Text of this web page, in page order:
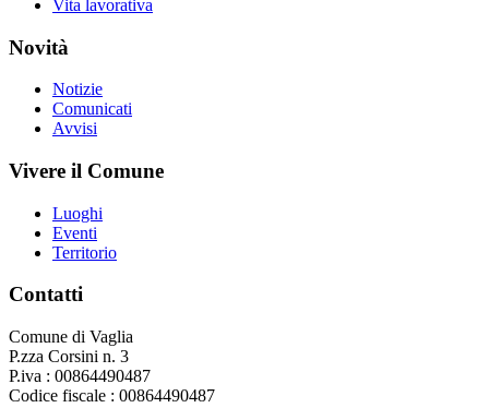
Vita lavorativa
Novità
Notizie
Comunicati
Avvisi
Vivere il Comune
Luoghi
Eventi
Territorio
Contatti
Comune di Vaglia
P.zza Corsini n. 3
P.iva : 00864490487
Codice fiscale : 00864490487